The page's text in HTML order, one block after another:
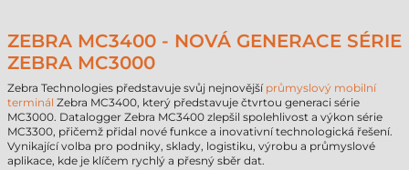
ZEBRA MC3400 - NOVÁ GENERACE SÉRIE
ZEBRA MC3000
Zebra Technologies představuje svůj nejnovější průmyslový mobilní
terminál Zebra MC3400, který představuje čtvrtou generaci série
MC3000. Datalogger Zebra MC3400 zlepšil spolehlivost a výkon série
MC3300, přičemž přidal nové funkce a inovativní technologická řešení.
Vynikající volba pro podniky, sklady, logistiku, výrobu a průmyslové
aplikace, kde je klíčem rychlý a přesný sběr dat.